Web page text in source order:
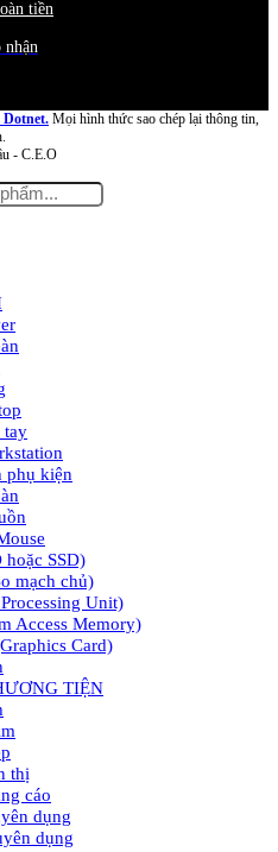
tiền
nhận
Mọi hình thức sao chép lại thông tin,
- C.E.O
tay
phụ kiện
SSD)
mạch chủ)
Unit)
Access Memory)
Card)
TIỆN
thị
cáo
dụng
dụng